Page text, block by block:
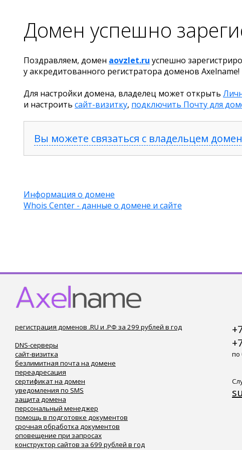
Домен успешно
Поздравляем, домен aovzlet.ru успешно
у аккредитованного регистратора доменов Axelname!
Для настройки домена, владелец может открыть
и настроить сайт-визитку, подключить Почту для
Вы можете связаться с владельцем
Информация о домене
Whois Center - данные о домене и сайте
регистрация доменов .RU и .РФ за 299 рублей в год
DNS-серверы
сайт-визитка
безлимитная почта на домене
переадресация
сертификат на домен
уведомления по SMS
защита домена
персональный менеджер
помощь в подготовке документов
срочная обработка документов
оповещение при запросах
конструктор сайтов за 699 рублей в год
по